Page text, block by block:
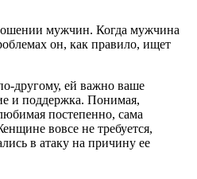
мужчин. Когда мужчина
он, как правило, ищет
другому, ей важно ваше
и поддержка. Понимая,
постепенно, сама
вовсе не требуется,
в атаку на причину ее